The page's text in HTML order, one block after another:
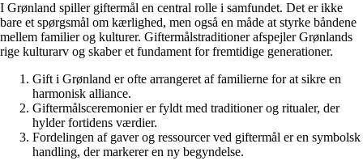
I Grønland spiller giftermål en central rolle i samfundet. Det er ikke
bare et spørgsmål om kærlighed, men også en måde at styrke båndene
mellem familier og kulturer. Giftermålstraditioner afspejler Grønlands
rige kulturarv og skaber et fundament for fremtidige generationer.
Gift i Grønland er ofte arrangeret af familierne for at sikre en
harmonisk alliance.
Giftermålsceremonier er fyldt med traditioner og ritualer, der
hylder fortidens værdier.
Fordelingen af gaver og ressourcer ved giftermål er en symbolsk
handling, der markerer en ny begyndelse.